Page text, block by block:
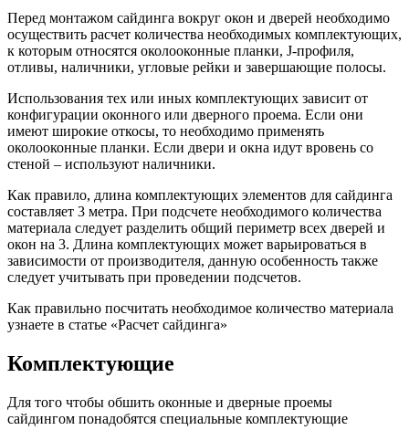
Перед монтажом сайдинга вокруг окон и дверей необходимо
осуществить расчет количества необходимых комплектующих,
к которым относятся околооконные планки, J-профиля,
отливы, наличники, угловые рейки и завершающие полосы.
Использования тех или иных комплектующих зависит от
конфигурации оконного или дверного проема. Если они
имеют широкие откосы, то необходимо применять
околооконные планки. Если двери и окна идут вровень со
стеной – используют наличники.
Как правило, длина комплектующих элементов для сайдинга
составляет 3 метра. При подсчете необходимого количества
материала следует разделить общий периметр всех дверей и
окон на 3. Длина комплектующих может варьироваться в
зависимости от производителя, данную особенность также
следует учитывать при проведении подсчетов.
Как правильно посчитать необходимое количество материала
узнаете в статье «Расчет сайдинга»
Комплектующие
Для того чтобы обшить оконные и дверные проемы
сайдингом понадобятся специальные комплектующие